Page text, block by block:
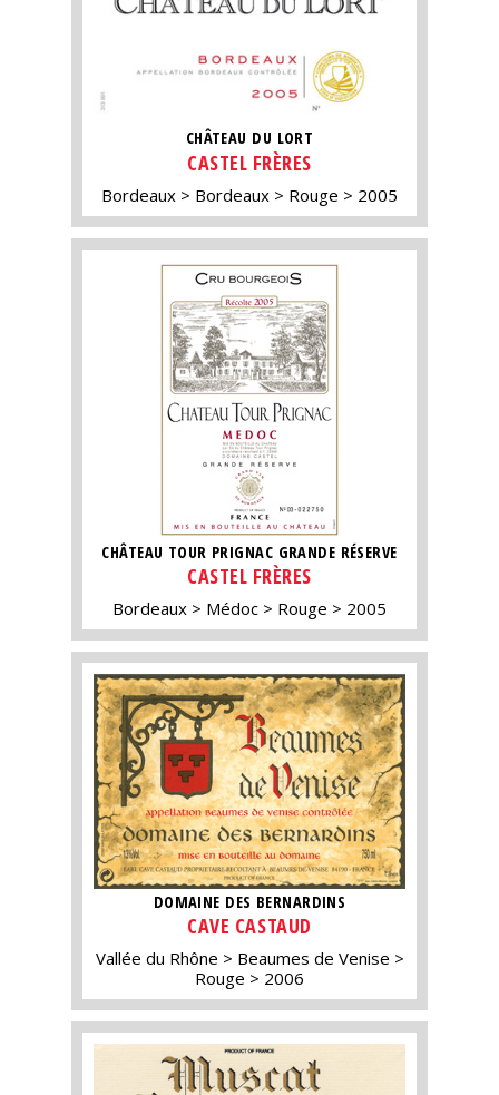
CHÂTEAU DU LORT
CASTEL FRÈRES
Bordeaux Bordeaux Rouge 2005
CHÂTEAU TOUR PRIGNAC GRANDE RÉSERVE
CASTEL FRÈRES
Bordeaux Médoc Rouge 2005
DOMAINE DES BERNARDINS
CAVE CASTAUD
Vallée du Rhône
Beaumes de Venise
Rouge
2006